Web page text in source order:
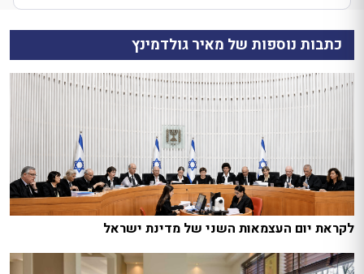
כתבות נוספות של מאיר גולדמינץ
לקראת יום העצמאות השני של מדינת ישראל